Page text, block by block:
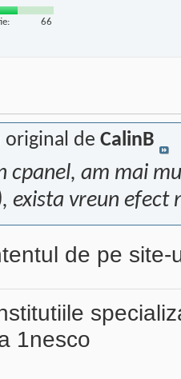
66
original de CalinB
cpanel, am mai
exista vreun efect
de pe
1nesco